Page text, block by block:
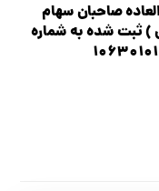
صاحبان سهام
ثبت شده به شماره